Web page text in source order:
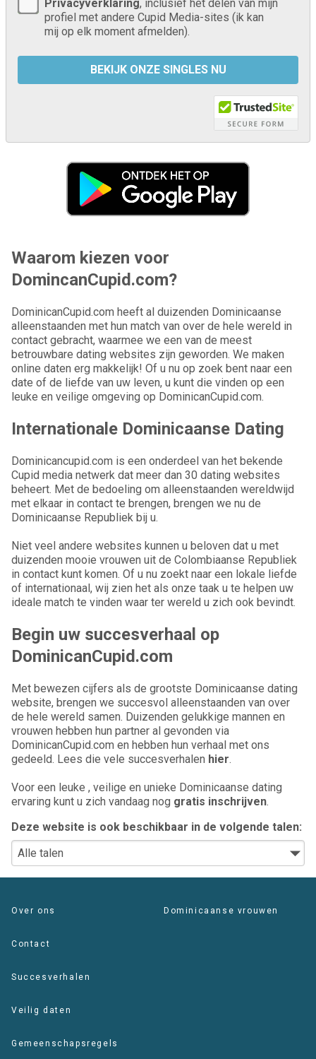
Privacyverklaring, inclusief het delen van mijn
profiel met andere Cupid Media-sites (ik kan
mij op elk moment afmelden).
Waarom kiezen voor
DomincanCupid.com?
DominicanCupid.com heeft al duizenden Dominicaanse
alleenstaanden met hun match van over de hele wereld in
contact gebracht, waarmee we een van de meest
betrouwbare dating websites zijn geworden. We maken
online daten erg makkelijk! Of u nu op zoek bent naar een
date of de liefde van uw leven, u kunt die vinden op een
leuke en veilige omgeving op DominicanCupid.com.
Internationale Dominicaanse Dating
Dominicancupid.com is een onderdeel van het bekende
Cupid media netwerk dat meer dan 30 dating websites
beheert. Met de bedoeling om alleenstaanden wereldwijd
met elkaar in contact te brengen, brengen we nu de
Dominicaanse Republiek bij u.
Niet veel andere websites kunnen u beloven dat u met
duizenden mooie vrouwen uit de Colombiaanse Republiek
in contact kunt komen. Of u nu zoekt naar een lokale liefde
of internationaal, wij zien het als onze taak u te helpen uw
ideale match te vinden waar ter wereld u zich ook bevindt.
Begin uw succesverhaal op
DominicanCupid.com
Met bewezen cijfers als de grootste Dominicaanse dating
website, brengen we succesvol alleenstaanden van over
de hele wereld samen. Duizenden gelukkige mannen en
vrouwen hebben hun partner al gevonden via
DominicanCupid.com en hebben hun verhaal met ons
gedeeld. Lees die vele succesverhalen hier.
Voor een leuke , veilige en unieke Dominicaanse dating
ervaring kunt u zich vandaag nog gratis inschrijven.
Deze website is ook beschikbaar in de volgende talen:
Over ons
Contact
Succesverhalen
Veilig daten
Gemeenschapsregels
Dominicaanse vrouwen